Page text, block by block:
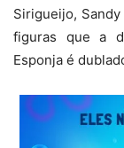
Sirigueijo,
figuras que a
Esponja é